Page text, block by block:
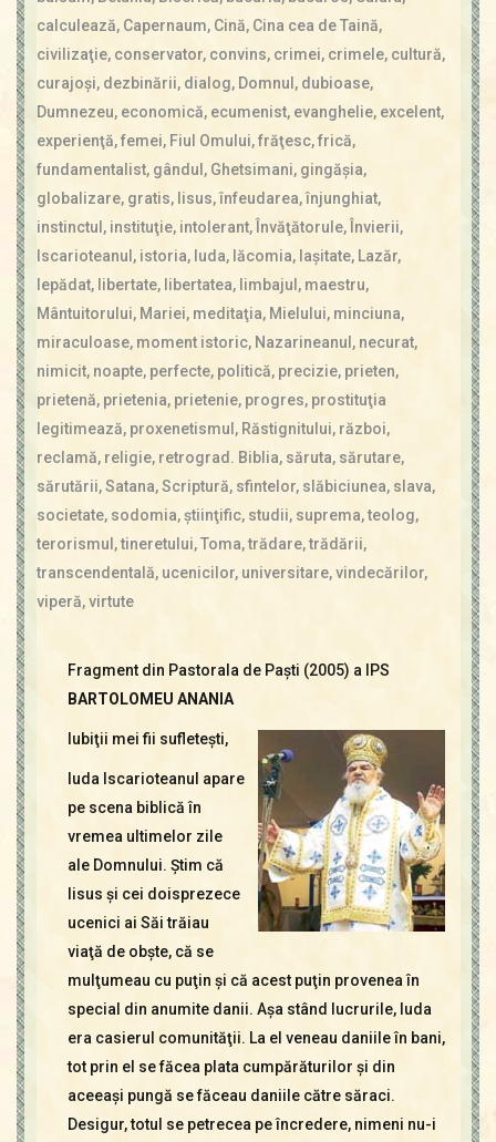
Icoane
Mărgăritare
Calendar
Contact
calculează, Capernaum, Cină, Cina cea de Taină,
civilizaţie, conservator, convins, crimei, crimele, cultură,
curajoşi, dezbinării, dialog, Domnul, dubioase,
Dumnezeu, economică, ecumenist, evanghelie, excelent,
experienţă,femei, Fiul Omului,frăţesc,frică,
fundamentalist, gândul, Ghetsimani, gingăşia,
globalizare, gratis, Iisus,înfeudarea,înjunghiat,
instinctul, instituţie, intolerant,Învăţătorule,Învierii,
Iscarioteanul, istoria, Iuda, lăcomia, laşitate, Lazăr,
lepădat, libertate, libertatea, limbajul, maestru,
Mântuitorului, Mariei, meditaţia, Mielului, minciuna,
miraculoase, moment istoric, Nazarineanul, necurat,
nimicit, noapte, perfecte, politică, precizie, prieten,
prietenă, prietenia, prietenie, progres, prostituţia
legitimează, proxenetismul, Răstignitului, război,
reclamă, religie, retrograd. Biblia, săruta, sărutare,
sărutării,Satana,Scriptură, sfintelor, slăbiciunea, slava,
societate, sodomia,ştiinţific, studii, suprema,teolog,
terorismul,tineretului,Toma,trădare,trădării,
transcendentală, ucenicilor, universitare,vindecărilor,
viperă,virtute
Fragment din Pastorala de Paşti (2005) a IPS
BARTOLOMEU ANANIA
Iubiţii mei fii sufleteşti,
Iuda Iscarioteanul apare
pe scena biblică în
vremea ultimelor zile
ale Domnului. Ştim că
Iisus şi cei doisprezece
ucenici ai Săi trăiau
viaţă de obşte, că se
mulţumeau cu puţin şi că acest puţin provenea în
special din anumite danii. Aşa stând lucrurile, Iuda
era casierul comunităţii. La el veneau daniile în bani,
tot prin el se făcea plata cumpărăturilor şi din
aceeaşi pungă se făceau daniile către săraci.
Desigur, totul se petrecea pe încredere, nimeni nu-i